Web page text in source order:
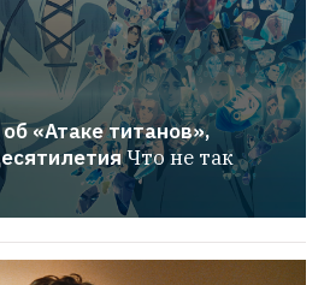
«Атаке титанов»,
Что не так